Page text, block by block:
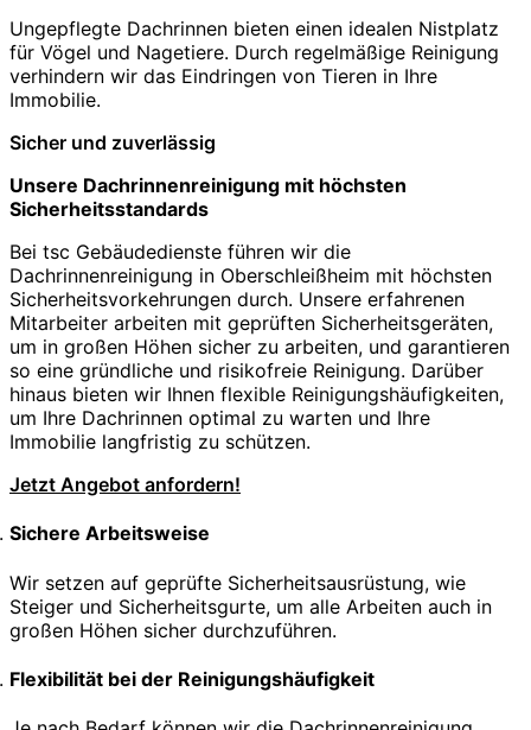
Ungepflegte Dachrinnen bieten einen idealen Nistplatz
für Vögel und Nagetiere. Durch regelmäßige Reinigung
verhindern wir das Eindringen von Tieren in Ihre
Immobilie.
Sicher und zuverlässig
Unsere Dachrinnenreinigung mit höchsten
Sicherheitsstandards
Bei tsc Gebäudedienste führen wir die
Dachrinnenreinigung in Oberschleißheim mit höchsten
Sicherheitsvorkehrungen durch. Unsere erfahrenen
Mitarbeiter arbeiten mit geprüften Sicherheitsgeräten,
um in großen Höhen sicher zu arbeiten, und garantieren
so eine gründliche und risikofreie Reinigung. Darüber
hinaus bieten wir Ihnen flexible Reinigungshäufigkeiten,
um Ihre Dachrinnen optimal zu warten und Ihre
Immobilie langfristig zu schützen.
Jetzt Angebot anfordern!
Sichere Arbeitsweise
Wir setzen auf geprüfte Sicherheitsausrüstung, wie
Steiger und Sicherheitsgurte, um alle Arbeiten auch in
großen Höhen sicher durchzuführen.
Flexibilität bei der Reinigungshäufigkeit